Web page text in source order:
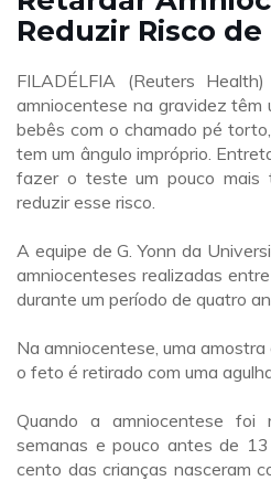
Reduzir Risco
FILADÉLFIA (Reuters
amniocentese na gravidez têm
bebês com o chamado pé
tem um ângulo impróprio.
fazer o teste um pouco mais
reduzir esse risco.
A equipe de G. Yonn da
amniocenteses realizadas
durante um período de quatro
Na amniocentese, uma
o feto é retirado com uma
Quando a amniocentese
semanas e pouco antes de
cento das crianças nasceram